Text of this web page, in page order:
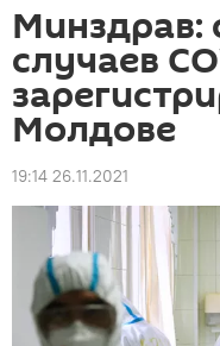
Минздрав:
случаев
Молдове
19:14 26.11.2021